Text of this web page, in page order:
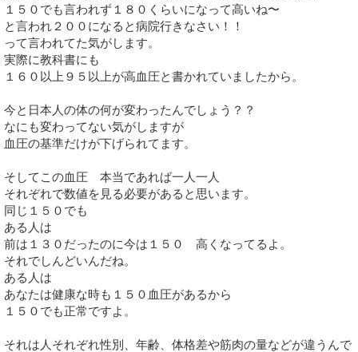
１５０でも言われず１８０くらいになって高いね〜
と言われ２００になると病院行きなさい！！
って言われてた気がします。
実際に教科書にも
１６０以上９５以上が高血圧と書かれていましたから。
今と日本人の体の何が変わったんでしょう？？
なにも変わってない気がしますが
血圧の基準だけが下げられてます。
そしてこの血圧 本当であれば一人一人
それぞれで数値を見る必要があると思います。
同じ１５０でも
ある人は
前は１３０だったのに今は１５０ 高くなってるよ。
それでしんどいんだね。
ある人は
あなたは健康な時も１５０血圧があるから
１５０でも正常ですよ。
それは人それぞれ性別、年齢、体格差や筋肉の量などが違うんで